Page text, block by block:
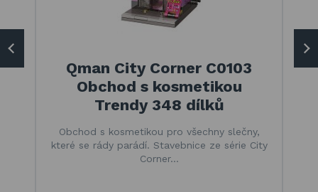
Qman City Corner C0103
Obchod s kosmetikou
Trendy 348 dílků
Obchod s kosmetikou pro všechny slečny,
které se rády parádí. Stavebnice ze série City
Corner…